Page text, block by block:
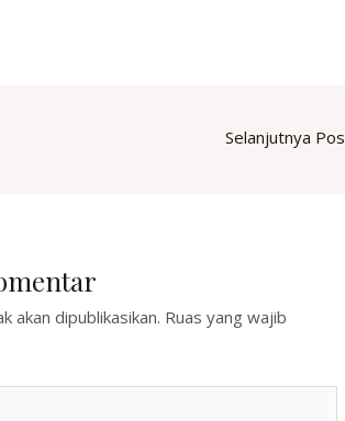
Selanjutnya Pos
akan dipublikasikan. Ruas yang wajib